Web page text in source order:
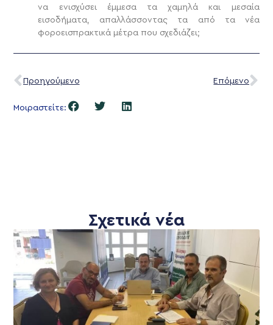
να ενισχύσει έμμεσα τα χαμηλά και μεσαία
εισοδήματα, απαλλάσσοντας τα από τα νέα
φοροεισπρακτικά μέτρα που σχεδιάζει;
Προηγούμενο Επόμενο
Μοιραστείτε:
Σχετικά νέα